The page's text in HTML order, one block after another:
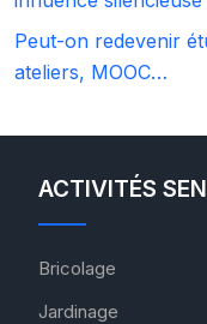
Peut-on redevenir
ateliers, MOOC…
ACTIVITÉS
Bricolage
Jardinage